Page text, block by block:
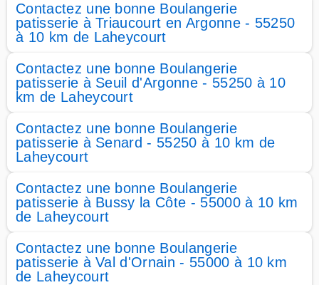
Contactez une bonne Boulangerie
patisserie à Triaucourt en Argonne - 55250
à 10 km de Laheycourt
Contactez une bonne Boulangerie
patisserie à Seuil d'Argonne - 55250 à 10
km de Laheycourt
Contactez une bonne Boulangerie
patisserie à Senard - 55250 à 10 km de
Laheycourt
Contactez une bonne Boulangerie
patisserie à Bussy la Côte - 55000 à 10 km
de Laheycourt
Contactez une bonne Boulangerie
patisserie à Val d'Ornain - 55000 à 10 km
de Laheycourt